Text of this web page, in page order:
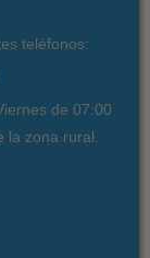
teléfonos:
de 07:00
la zona rural.